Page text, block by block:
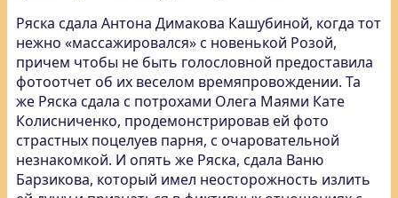
Ряска сдала Антона Димакова Кашубиной, когда тот
нежно «массажировался» с новенькой Розой,
причем чтобы не быть голословной предоставила
фотоотчет об их веселом времяпровождении. Та
же Ряска сдала с потрохами Олега Маями Кате
Колисниченко, продемонстрировав ей фото
страстных поцелуев парня, с очаровательной
незнакомкой. И опять же Ряска, сдала Ваню
Барзикова, который имел неосторожность излить